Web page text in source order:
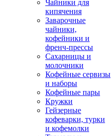
Чайники для
кипячения
Заварочные
чайники,
кофейники и
френч-прессы
Сахарницы и
молочники
Кофейные сервизы
и наборы
Кофейные пары
Кружки
Гейзерные
кофеварки, турки
и кофемолки